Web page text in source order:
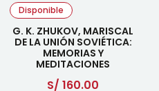
Disponible
G. K. ZHUKOV, MARISCAL
DE LA UNIÓN SOVIÉTICA:
MEMORIAS Y
MEDITACIONES
S/ 160.00